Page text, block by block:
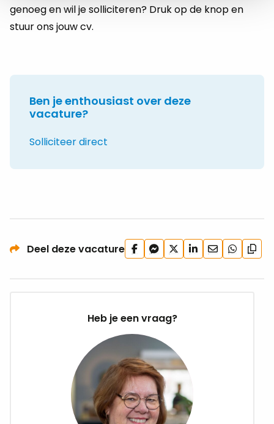
genoeg en wil je solliciteren? Druk op de knop en
stuur ons jouw cv.
Ben je enthousiast over deze
vacature?
Solliciteer direct
Deel deze vacatureDeel
op
Deel
via
Deel
op
Deel
op
Deel
via
Deel
via
url
Heb je een vraag?